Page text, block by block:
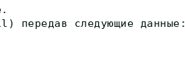
передав следующие данные: